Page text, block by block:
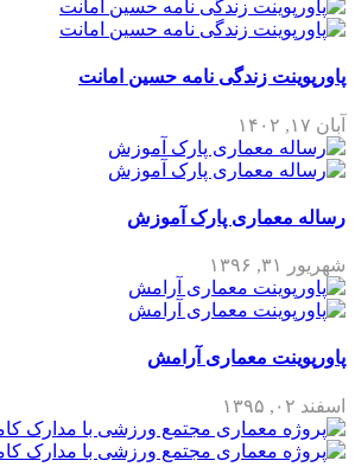
پاورپوینت زندگی نامه حسین امانت
آبان ۱۷, ۱۴۰۲
رساله معماری پارک آموزش
شهریور ۳۱, ۱۳۹۶
پاورپوینت معماری آرامش
اسفند ۰۲, ۱۳۹۵